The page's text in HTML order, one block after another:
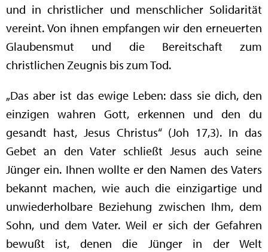
und in christlicher und menschlicher Solidarität
vereint. Von ihnen empfangen wir den erneuerten
Glaubensmut und die Bereitschaft zum
christlichen Zeugnis bis zum Tod.
„Das aber ist das ewige Leben: dass sie dich, den
einzigen wahren Gott, erkennen und den du
gesandt hast, Jesus Christus“ (Joh 17,3). In das
Gebet an den Vater schließt Jesus auch seine
Jünger ein. Ihnen wollte er den Namen des Vaters
bekannt machen, wie auch die einzigartige und
unwiederholbare Beziehung zwischen Ihm, dem
Sohn, und dem Vater. Weil er sich der Gefahren
bewußt ist, denen die Jünger in der Welt